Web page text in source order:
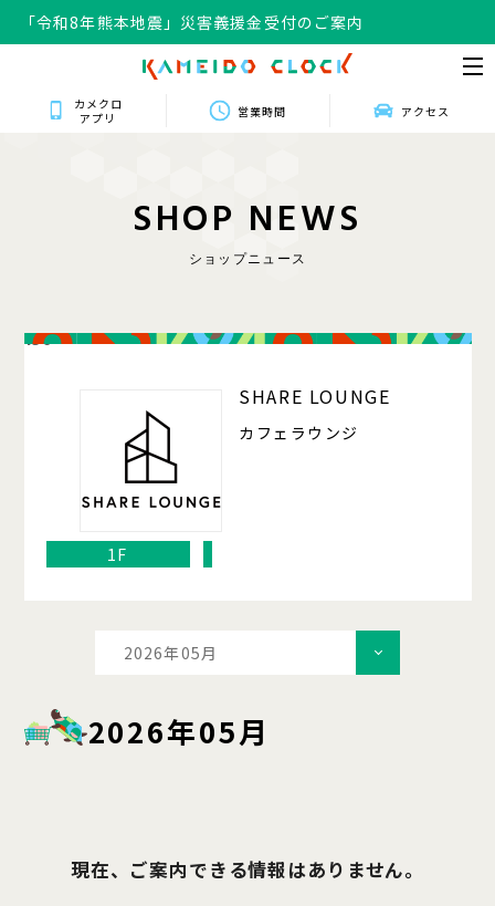
「令和8年熊本地震」災害義援金受付のご案内
カメクロ
アプリ
営業時間 アクセス
SHOP NEWS
ショップニュース
150
SHARE LOUNGE
カフェラウンジ
1F
2026年05月
2026年05月
現在、ご案内できる情報はありません。